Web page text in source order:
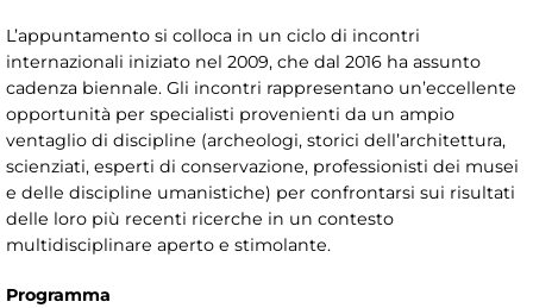
L’appuntamento si colloca in un ciclo di incontri
internazionali iniziato nel 2009, che dal 2016 ha assunto
cadenza biennale. Gli incontri rappresentano un’eccellente
opportunità per specialisti provenienti da un ampio
ventaglio di discipline (archeologi, storici dell’architettura,
scienziati, esperti di conservazione, professionisti dei musei
e delle discipline umanistiche) per confrontarsi sui risultati
delle loro più recenti ricerche in un contesto
multidisciplinare aperto e stimolante.
Programma